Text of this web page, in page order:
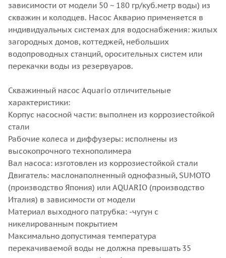
зависимости от модели 50 ~ 180 гр/куб.метр воды) из
скважин и колодцев. Насос Акварио применяется в
индивидуальных системах для водоснабжения: жилых
загородных домов, коттеджей, небольших
водопроводных станций, оросительных систем или
перекачки воды из резервуаров.
Скважинный насос Aquario отличительные
характеристики:
Корпус насосной части: выполнен из коррозиестойкой
стали
Рабочие колеса и диффузеры: исполнены из
высокопрочного технополимера
Вал насоса: изготовлен из коррозиестойкой стали
Двигатель: маслонаполненный однофазный, SUMOTO
(производство Япония) или AQUARIO (производство
Италия) в зависимости от модели
Материал выходного патрубка: -чугун с
никелированным покрытием
Максимально допустимая температура
перекачиваемой воды не должна превышать 35